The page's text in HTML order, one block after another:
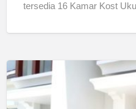
tersedia 16 Kamar Kost
Mini
Kos
Wiyung